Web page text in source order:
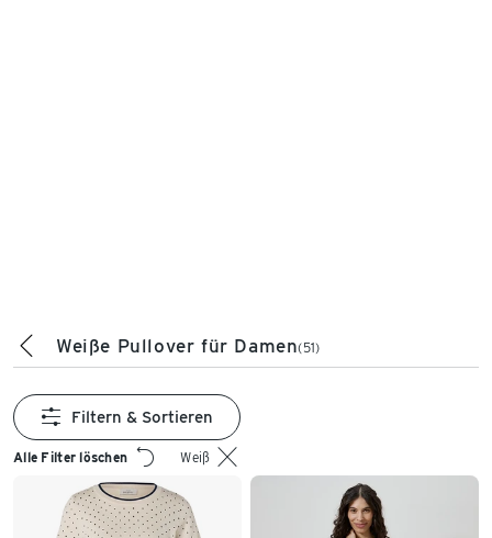
Weiße Pullover für Damen(51)
Alle Filter löschen Weiß
Filtern & Sortieren